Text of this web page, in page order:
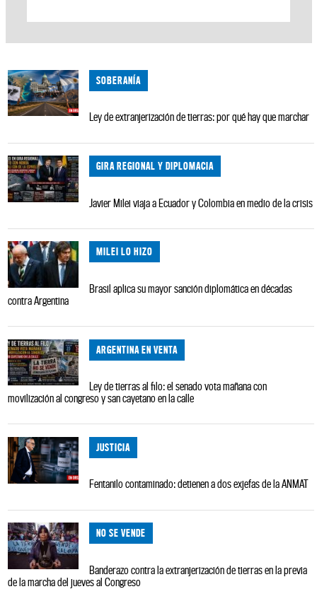
SOBERANÍA
Ley de extranjerización de tierras: por qué hay que marchar
GIRA REGIONAL Y DIPLOMACIA
Javier Milei viaja a Ecuador y Colombia en medio de la crisis
MILEI LO HIZO
Brasil aplica su mayor sanción diplomática en décadas
contra Argentina
ARGENTINA EN VENTA
Ley de tierras al filo: el senado vota mañana con
movilización al congreso y san cayetano en la calle
JUSTICIA
Fentanilo contaminado: detienen a dos exjefas de la ANMAT
NO SE VENDE
Banderazo contra la extranjerización de tierras en la previa
de la marcha del jueves al Congreso